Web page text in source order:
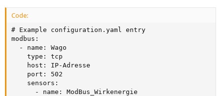
Code:
# Example configuration.yaml entry
modbus:
  - name: Wago
    type: tcp
    host: IP-Adresse
    port: 502
    sensors:
      - name: ModBus_Wirkenergie